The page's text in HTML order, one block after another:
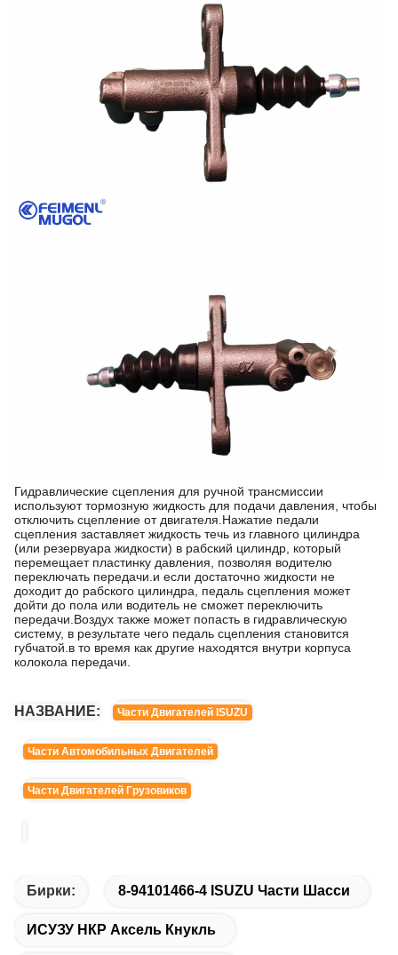
Гидравлические сцепления для ручной трансмиссии
используют тормозную жидкость для подачи давления, чтобы
отключить сцепление от двигателя.Нажатие педали
сцепления заставляет жидкость течь из главного цилиндра
(или резервуара жидкости) в рабский цилиндр, который
перемещает пластинку давления, позволяя водителю
переключать передачи.и если достаточно жидкости не
доходит до рабского цилиндра, педаль сцепления может
дойти до пола или водитель не сможет переключить
передачи.Воздух также может попасть в гидравлическую
систему, в результате чего педаль сцепления становится
губчатой.в то время как другие находятся внутри корпуса
колокола передачи.
НАЗВАНИЕ: Части Двигателей ISUZU
Части Автомобильных Двигателей
Части Двигателей Грузовиков
Бирки: 8-94101466-4 ISUZU Части Шасси
ИСУЗУ НКР Аксель Кнукль